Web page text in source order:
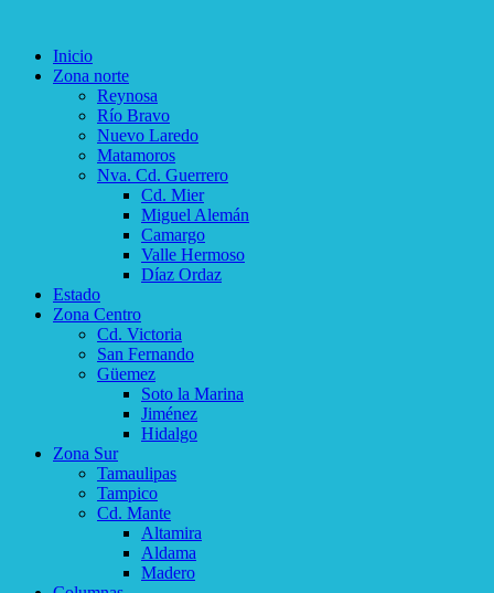
Inicio
Zona norte
Reynosa
Río Bravo
Nuevo Laredo
Matamoros
Nva. Cd. Guerrero
Cd. Mier
Miguel Alemán
Camargo
Valle Hermoso
Díaz Ordaz
Estado
Zona Centro
Cd. Victoria
San Fernando
Güemez
Soto la Marina
Jiménez
Hidalgo
Zona Sur
Tamaulipas
Tampico
Cd. Mante
Altamira
Aldama
Madero